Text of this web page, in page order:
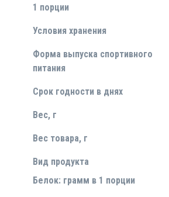
1 порции
Условия хранения
Форма выпуска спортивного
питания
Срок годности в днях
Вес, г
Вес товара, г
Вид продукта
Белок: грамм в 1 порции